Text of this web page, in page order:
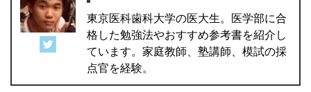
東京医科歯科大学の医大生。医学部に合
格した勉強法やおすすめ参考書を紹介し
ています。家庭教師、塾講師、模試の採
点官を経験。